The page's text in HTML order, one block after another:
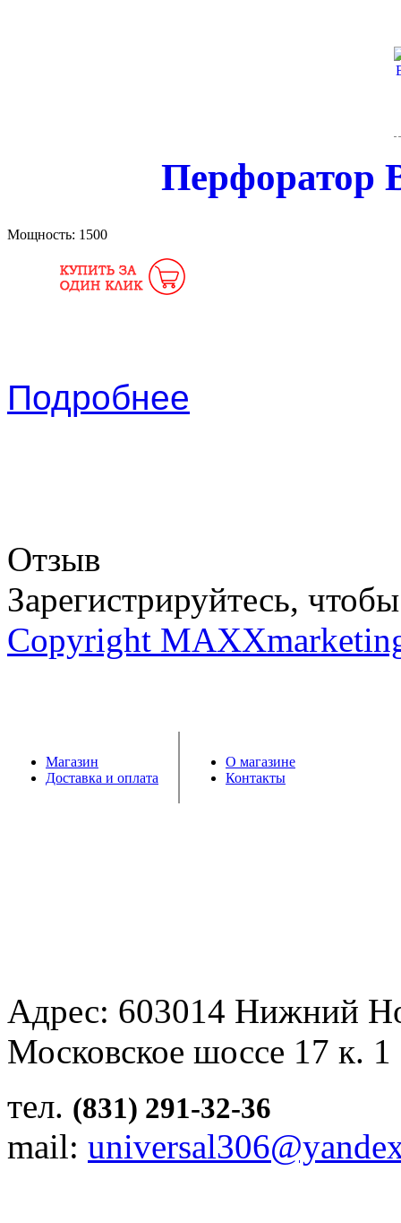
Перфоратор
Мощность: 1500
Подробнее
Отзыв
Зарегистрируйтесь,
Copyright
Магазин
Доставка и оплата
О магазине
Контакты
Адрес: 603014 Нижний
Московское шоссе 17 к.
тел. (831) 291-32-36
mail: